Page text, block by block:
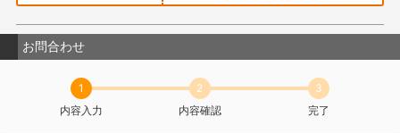
お問合わせ
1
内容入力
2
内容確認
3
完了